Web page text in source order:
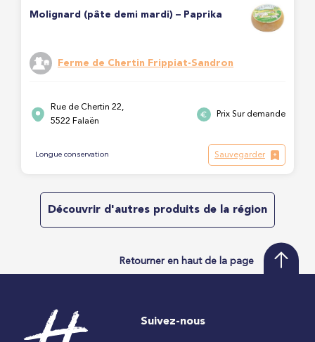
Molignard (pâte demi mardi) – Paprika
Ferme de Chertin Frippiat-Sandron
Rue de Chertin 22,
5522 Falaën
Prix Sur demande
Longue conservation Sauvegarder
Découvrir d'autres produits de la région
Retourner en haut de la page
Suivez-nous